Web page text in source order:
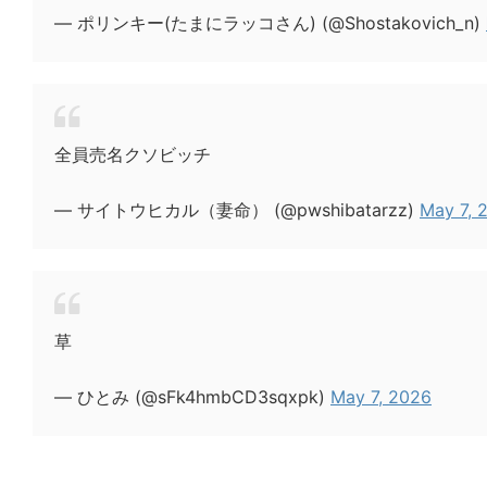
— ポリンキー(たまにラッコさん) (@Shostakovich_n)
全員売名クソビッチ
— サイトウヒカル（妻命） (@pwshibatarzz) May 7,
草
— ひとみ (@sFk4hmbCD3sqxpk) May 7, 2026